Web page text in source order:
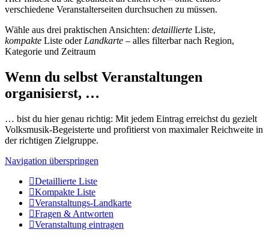
verschiedene Veranstalterseiten durchsuchen zu müssen.
Wähle aus drei praktischen Ansichten: detaillierte Liste,
kompakte Liste oder Landkarte – alles filterbar nach Region,
Kategorie und Zeitraum
Wenn du selbst Veranstaltungen
organisierst, …
… bist du hier genau richtig: Mit jedem Eintrag erreichst du gezielt
Volksmusik-Begeisterte und profitierst von maximaler Reichweite in
der richtigen Zielgruppe.
Navigation überspringen
Detaillierte Liste
Kompakte Liste
Veranstaltungs-Landkarte
Fragen & Antworten
Veranstaltung eintragen